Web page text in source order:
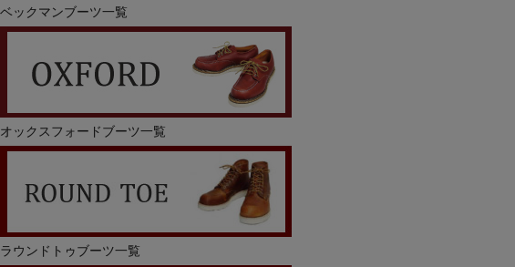
ベックマンブーツ一覧
オックスフォードブーツ一覧
ラウンドトゥブーツ一覧